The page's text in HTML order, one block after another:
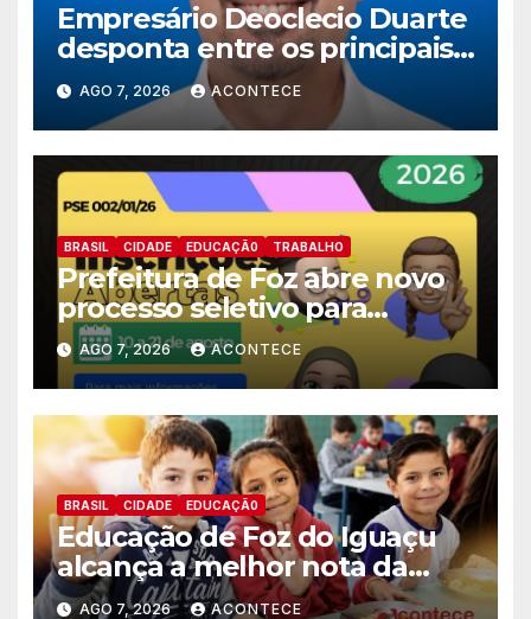
Empresário Deoclecio Duarte
desponta entre os principais
nomes do União Brasil para
deputado estadual
AGO 7, 2026 ACONTECE
BRASIL CIDADE EDUCAÇÃ0 TRABALHO
Prefeitura de Foz abre novo
processo seletivo para
estagiários
AGO 7, 2026 ACONTECE
BRASIL CIDADE EDUCAÇÃ0
Educação de Foz do Iguaçu
alcança a melhor nota da
história no IDEB
AGO 7, 2026 ACONTECE